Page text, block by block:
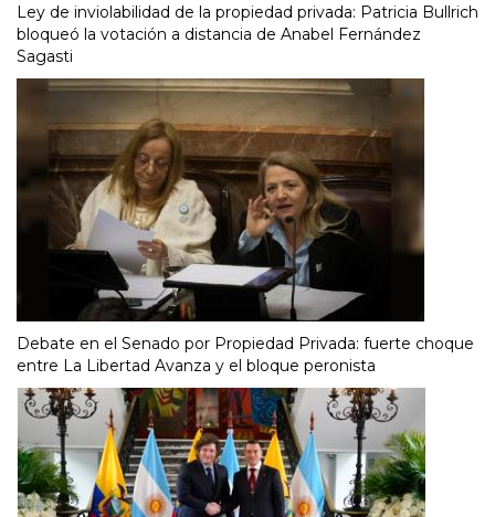
Ley de inviolabilidad de la propiedad privada: Patricia Bullrich
bloqueó la votación a distancia de Anabel Fernández
Sagasti
Debate en el Senado por Propiedad Privada: fuerte choque
entre La Libertad Avanza y el bloque peronista